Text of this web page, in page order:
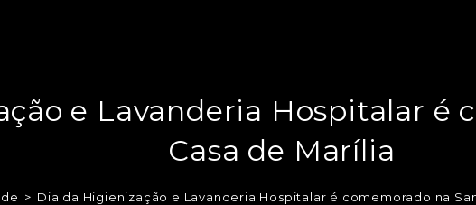
e Lavanderia Hospitalar é
Casa de Marília
> Dia da Higienização e Lavanderia Hospitalar é comemorado na